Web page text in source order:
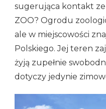
sugerująca kontakt
ZOO? Ogrodu
ale w miejscowości
Polskiego. Jej teren
żyją zupełnie
dotyczy jedynie